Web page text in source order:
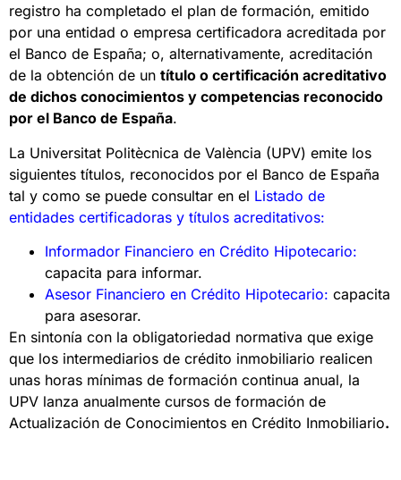
registro ha completado el plan de formación, emitido
por una entidad o empresa certificadora acreditada por
el Banco de España; o, alternativamente, acreditación
de la obtención de un título o certificación acreditativo
de dichos conocimientos y competencias reconocido
por el Banco de España.
La Universitat Politècnica de València (UPV) emite los
siguientes títulos, reconocidos por el Banco de España
tal y como se puede consultar en el Listado de
entidades certificadoras y títulos acreditativos:
Informador Financiero en Crédito Hipotecario:
capacita para informar.
Asesor Financiero en Crédito Hipotecario: capacita
para asesorar.
En sintonía con la obligatoriedad normativa que exige
que los intermediarios de crédito inmobiliario realicen
unas horas mínimas de formación continua anual, la
UPV lanza anualmente cursos de formación de
Actualización de Conocimientos en Crédito Inmobiliario.